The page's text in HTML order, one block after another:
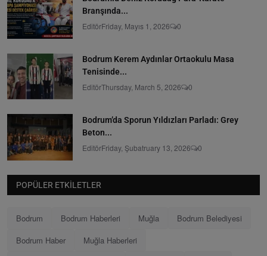
Branşında...
EditörFriday, Mayıs 1, 2026 0
Bodrum Kerem Aydınlar Ortaokulu Masa
Tenisinde...
EditörThursday, March 5, 2026 0
Bodrum’da Sporun Yıldızları Parladı: Grey
Beton...
EditörFriday, Şubatruary 13, 2026 0
POPÜLER ETKILETLER
Bodrum Bodrum Haberleri Muğla
Bodrum Belediyesi
Bodrum Haber
Muğla Haberleri